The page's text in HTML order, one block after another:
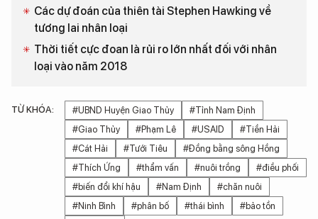
Các dự đoán của thiên tài Stephen Hawking về
tương lai nhân loại
Thời tiết cực đoan là rủi ro lớn nhất đối với nhân
loại vào năm 2018
TỪ KHÓA: #UBND Huyện Giao Thủy
#Tỉnh Nam Định
#Giao Thủy
#Phạm Lê #USAID
#Tiền Hải
#Cát Hải
#Tưới Tiêu
#Đồng bằng sông Hồng
#Thích Ứng
#thẩm vấn #nuôi trồng
#điều phối
#biến đổi khí hậu
#Nam Định
#chăn nuôi
#Ninh Bình
#phân bố #thái bình
#bảo tồn